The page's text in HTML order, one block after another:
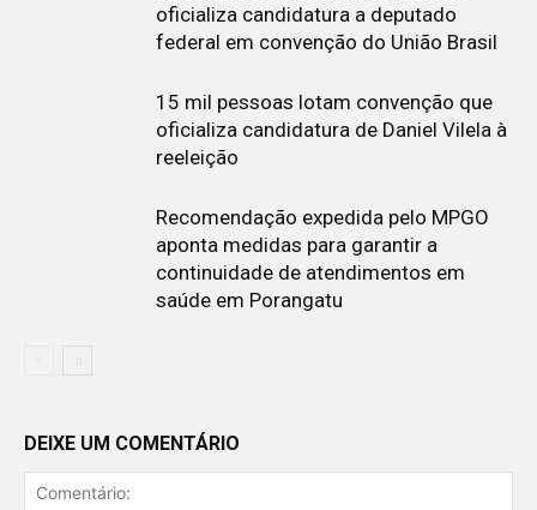
oficializa candidatura a deputado
federal em convenção do União Brasil
15 mil pessoas lotam convenção que
oficializa candidatura de Daniel Vilela à
reeleição
Recomendação expedida pelo MPGO
aponta medidas para garantir a
continuidade de atendimentos em
saúde em Porangatu
DEIXE UM COMENTÁRIO